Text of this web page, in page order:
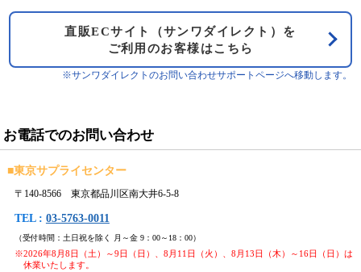
直販ECサイト（サンワダイレクト）を
ご利用のお客様はこちら
※サンワダイレクトのお問い合わせサポートページへ移動します。
お電話でのお問い合わせ
■東京サプライセンター
〒140-8566 東京都品川区南大井6-5-8
TEL : 03-5763-0011
（受付時間：土日祝を除く 月～金 9：00～18：00）
※2026年8月8日（土）～9日（日）、8月11日（火）、8月13日（木）～16日（日）は
休業いたします。